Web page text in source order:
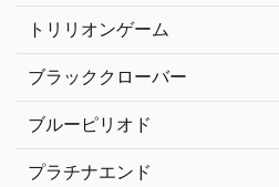
トリリオンゲーム
ブラッククローバー
ブルーピリオド
プラチナエンド